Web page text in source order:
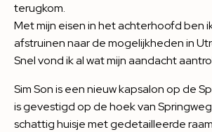
terugkom.
Met mijn eisen in het achterhoofd ben
afstruinen naar de mogelijkheden in
Snel vond ik al wat mijn aandacht
Sim Son is een nieuw kapsalon op de
is gevestigd op de hoek van
schattig huisje met gedetailleerde